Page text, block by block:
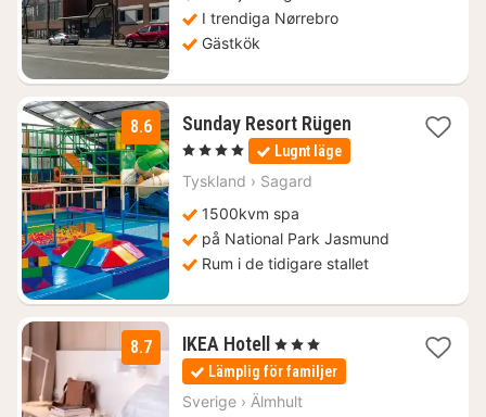
I trendiga Nørrebro
Gästkök
8.6 Sunday Resort Rügen1
natt
från
, 4 Stjärnor Lugnt läge
Tyskland › Sagard
1500kvm spa
på National Park Jasmund
Rum i de tidigare stallet
8.7 IKEA Hotell 3
nätter
för
957
, 3 Stjärnor
Lämplig för familjer
Sverige › Älmhult